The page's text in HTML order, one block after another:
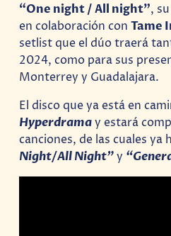
“One night / All night”,
en colaboración conTame
setlist que el dúo traerá
2024, como para sus
Monterrey y Guadalajara.
El disco que ya está en
Hyperdramay estará
canciones, de las cuales ya
Night/All Night”y